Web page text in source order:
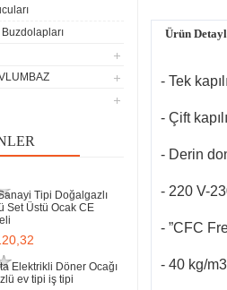
Elektrikli Döner Ocağı
Değişir Plaka Çap
Tipi Doğalgazlı
Set Üstü Ocak CE
Elektrikli Döner Ocağı
ev tipi iş tipi
Ürün
- Tek
- Çift
- Derin
- 220 V-
- ”CFC
- 40 kg/